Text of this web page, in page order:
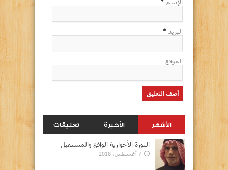
البريد *
الموقع
الأشهر الأخيرة تعليقات
الثورة الأحوازية الواقع والمستقبل
7 أغسطس، 2018